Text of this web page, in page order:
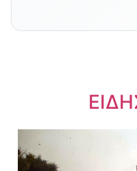
Dnews.gr